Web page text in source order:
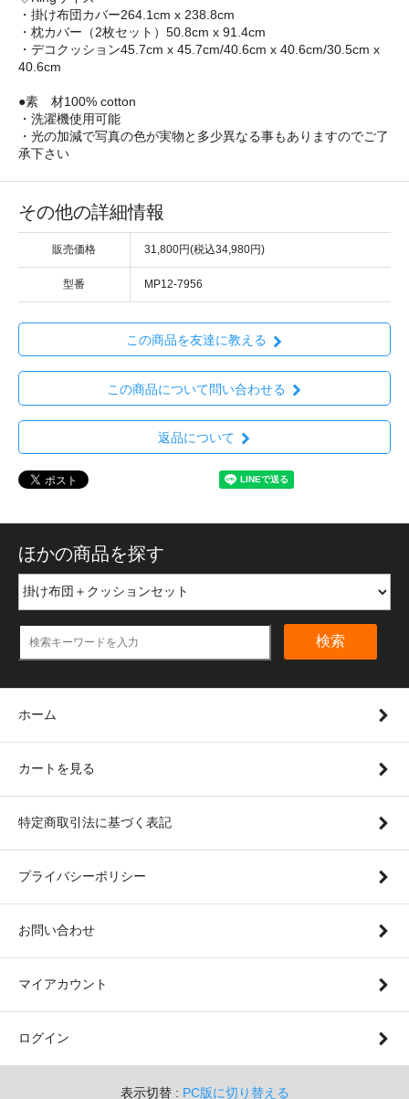
・掛け布団カバー264.1cm x 238.8cm
・枕カバー（2枚セット）50.8cm x 91.4cm
・デコクッション45.7cm x 45.7cm/40.6cm x 40.6cm/30.5cm x
40.6cm
●素 材100% cotton
・洗濯機使用可能
・光の加減で写真の色が実物と多少異なる事もありますのでご了
承下さい
その他の詳細情報
販売価格 31,800円(税込34,980円)
型番 MP12-7956
この商品を友達に教える
この商品について問い合わせる
返品について
ほかの商品を探す
検索
ホーム
カートを見る
特定商取引法に基づく表記
プライバシーポリシー
お問い合わせ
マイアカウント
ログイン
表示切替 : PC版に切り替える